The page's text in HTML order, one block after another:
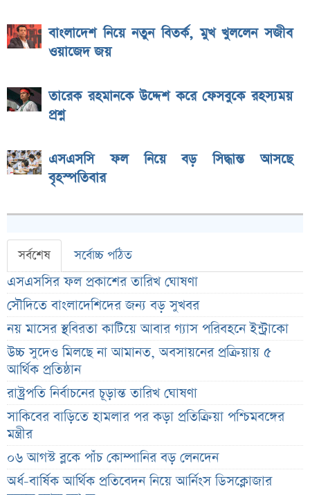
বাংলাদেশ নিয়ে নতুন বিতর্ক, মুখ খুললেন সজীব
ওয়াজেদ জয়
তারেক রহমানকে উদ্দেশ করে ফেসবুকে রহস্যময়
প্রশ্ন
এসএসসি ফল নিয়ে বড় সিদ্ধান্ত আসছে
বৃহস্পতিবার
সর্বশেষ সর্বোচ্চ পঠিত
এসএসসির ফল প্রকাশের তারিখ ঘোষণা
সৌদিতে বাংলাদেশিদের জন্য বড় সুখবর
নয় মাসের স্থবিরতা কাটিয়ে আবার গ্যাস পরিবহনে ইন্ট্রাকো
উচ্চ সুদেও মিলছে না আমানত, অবসায়নের প্রক্রিয়ায় ৫
আর্থিক প্রতিষ্ঠান
রাষ্ট্রপতি নির্বাচনের চূড়ান্ত তারিখ ঘোষণা
সাকিবের বাড়িতে হামলার পর কড়া প্রতিক্রিয়া পশ্চিমবঙ্গের
মন্ত্রীর
০৬ আগস্ট ব্লকে পাঁচ কোম্পানির বড় লেনদেন
অর্ধ-বার্ষিক আর্থিক প্রতিবেদন নিয়ে আর্নিংস ডিসক্লোজার